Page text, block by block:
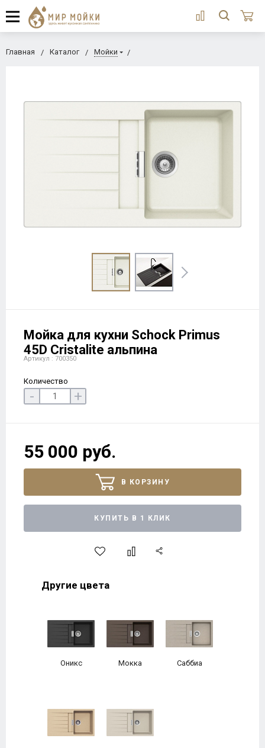
Главная Каталог Мойки
Мойка для кухни Schock Primus
45D Cristalite альпина
Артикул : 700350
Количество
- +
55 000 руб.
В КОРЗИНУ
КУПИТЬ В 1 КЛИК
Другие цвета
Оникс Мокка Саббиа